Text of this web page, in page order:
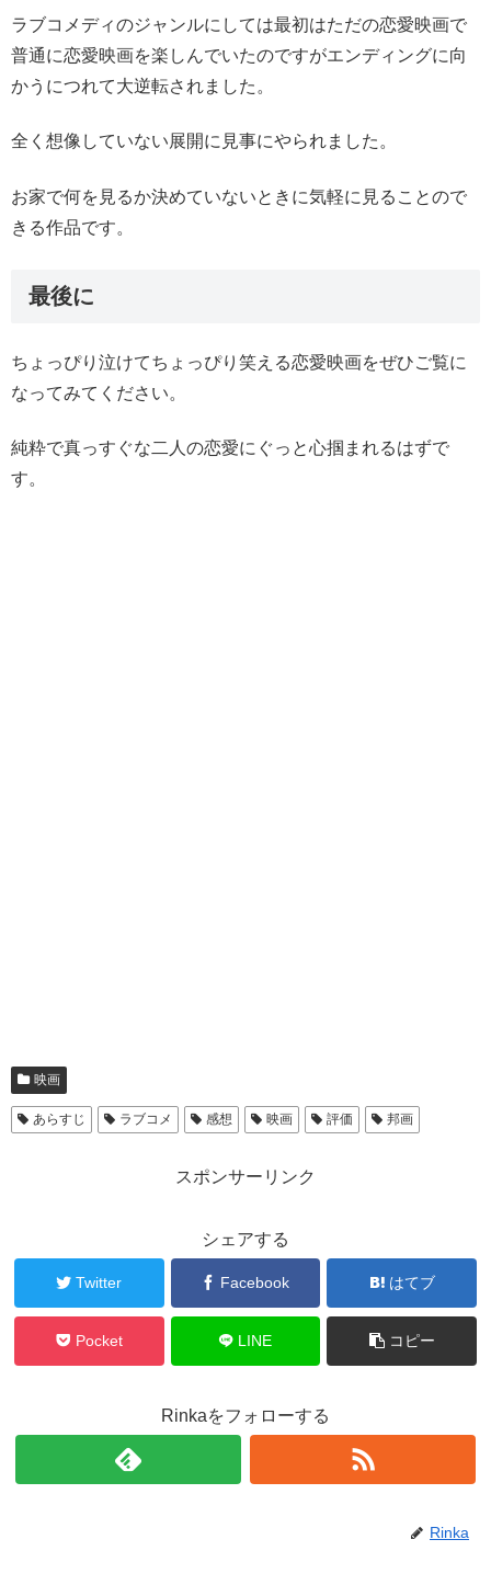
ラブコメディのジャンルにしては最初はただの恋愛映画で
普通に恋愛映画を楽しんでいたのですがエンディングに向
かうにつれて大逆転されました。
全く想像していない展開に見事にやられました。
お家で何を見るか決めていないときに気軽に見ることので
きる作品です。
最後に
ちょっぴり泣けてちょっぴり笑える恋愛映画をぜひご覧に
なってみてください。
純粋で真っすぐな二人の恋愛にぐっと心掴まれるはずで
す。
映画
あらすじ ラブコメ 感想 映画 評価 邦画
スポンサーリンク
シェアする
Twitter Facebook はてブ
Pocket LINE コピー
Rinkaをフォローする
Rinka